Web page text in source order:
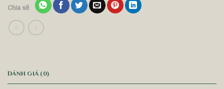
Chia sẽ
ĐÁNH GIÁ (0)